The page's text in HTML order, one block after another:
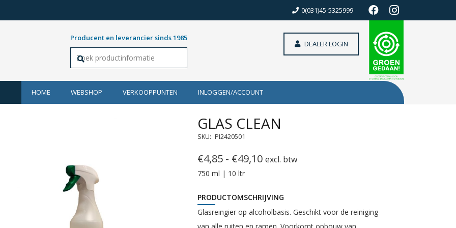
0(031)45-5325999
Producent en leverancier sinds 1985
DEALER LOGIN
HOME WEBSHOP VERKOOPPUNTEN INLOGGEN/ACCOUNT
GLAS CLEAN
SKU: PI2420501
€4,85 - €49,10Prijsklasse:
€49,10
excl. btw
750 ml | 10 ltr
PRODUCTOMSCHRIJVING
Glasreingier op alcoholbasis. Geschikt voor de reiniging